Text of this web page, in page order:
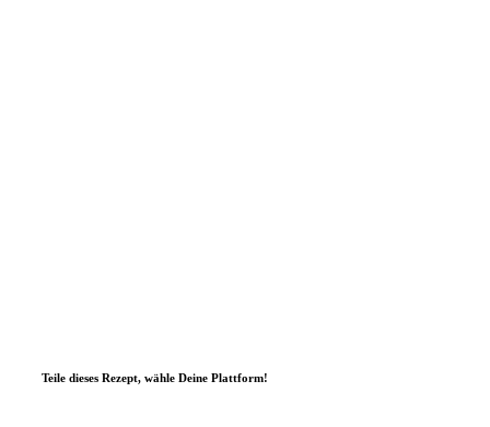
Teile dieses Rezept, wähle Deine Plattform!